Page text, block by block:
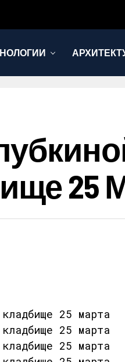
25